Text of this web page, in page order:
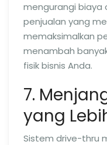
mengurangi biaya
penjualan yang
memaksimalkan
menambah
fisik bisnis Anda.
7.
yang
Sistem drive-thru